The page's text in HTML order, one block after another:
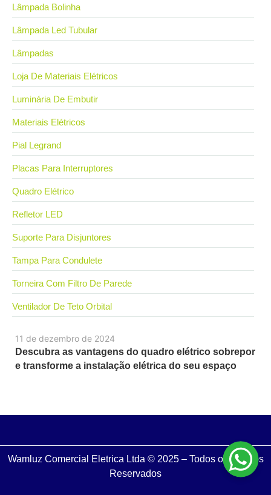
11 de dezembro de 2024
Descubra as vantagens do quadro elétrico sobrepor
e transforme a instalação elétrica do seu espaço
Lâmpada Bolinha
Lâmpada Led Tubular
Lâmpadas
Loja De Materiais Elétricos
Luminária De Embutir
Materiais Elétricos
Pial Legrand
Placas Para Interruptores
Quadro Elétrico
Refletor LED
Suporte Para Disjuntores
Tampa Para Condulete
Torneira Com Filtro De Parede
Ventilador De Teto Orbital
Wamluz Comercial Eletrica Ltda © 2025 – Todos os Direitos
Reservados